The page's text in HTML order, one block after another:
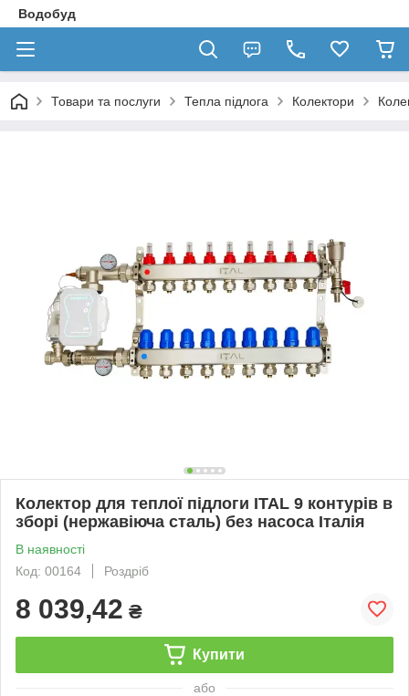
Водобуд
Товари та послуги Тепла підлога Колектори
Колектор для теплої підлоги ITAL 9 контурів в
зборі (нержавіюча сталь) без насоса Італія
В наявності
Код: 00164
Роздріб
8 039,42 ₴
Купити
або